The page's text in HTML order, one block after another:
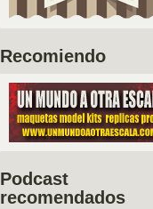
Recomiendo
Podcast
recomendados